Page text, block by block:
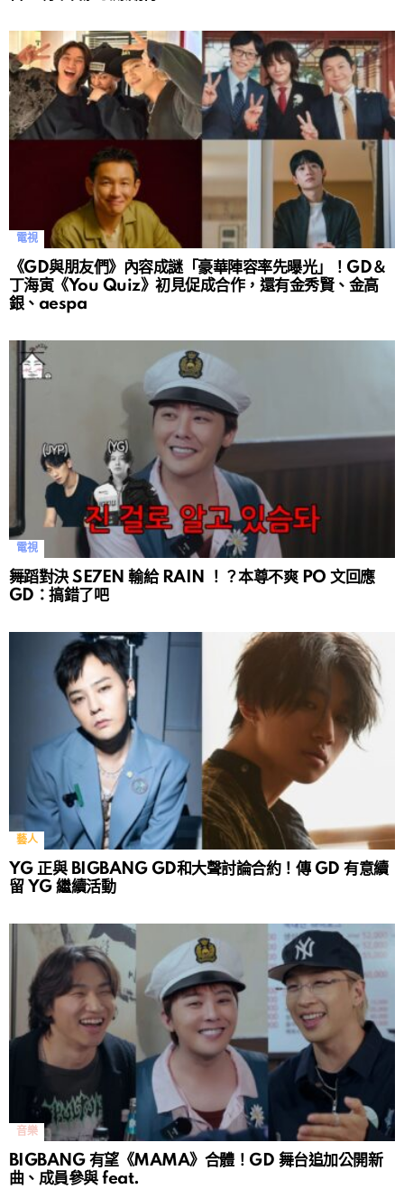
電視
《GD與朋友們》內容成謎「豪華陣容率先曝光」！GD＆
丁海寅《You Quiz》初見促成合作，還有金秀賢、金高
銀、aespa
電視
舞蹈對決 SE7EN 輸給 RAIN ！？本尊不爽 PO 文回應
GD：搞錯了吧
藝人
YG 正與 BIGBANG GD和大聲討論合約！傳 GD 有意續
留 YG 繼續活動
音樂
BIGBANG 有望《MAMA》合體！GD 舞台追加公開新
曲、成員參與 feat.